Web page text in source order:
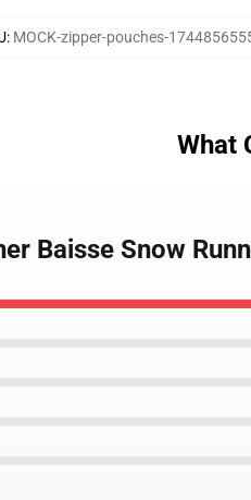
: MOCK-zipper-pouches-
What
Baisse Snow